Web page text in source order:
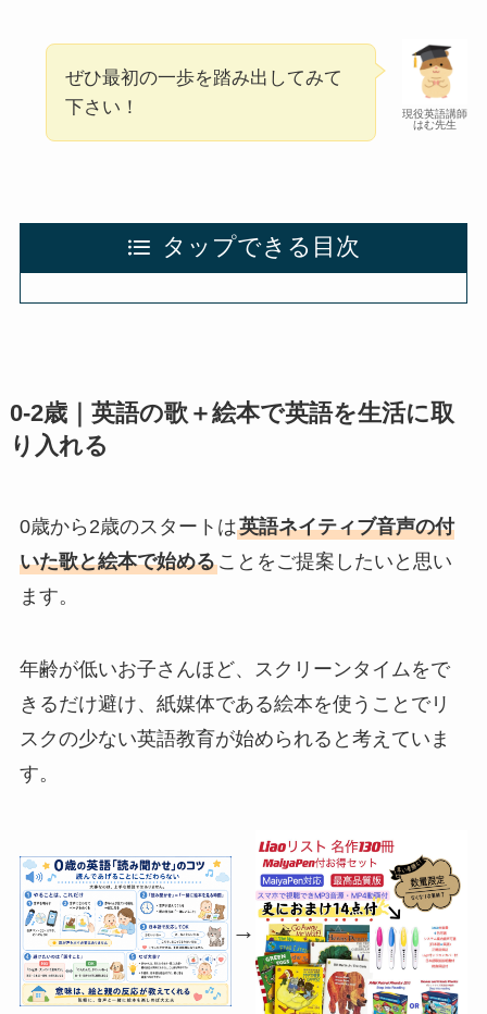
現役英語講師
はむ先生
ぜひ最初の一歩を踏み出してみて
下さい！
タップできる目次
0-2歳｜英語の歌＋絵本で英語を生活に取
り入れる
0歳から2歳のスタートは英語ネイティブ音声の付
いた歌と絵本で始めることをご提案したいと思い
ます。
年齢が低いお子さんほど、スクリーンタイムをで
きるだけ避け、紙媒体である絵本を使うことでリ
スクの少ない英語教育が始められると考えていま
す。
→